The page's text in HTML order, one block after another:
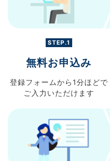
STEP.1
無料お申込み
登録フォームから 1分ほどで
ご入力 いただけます